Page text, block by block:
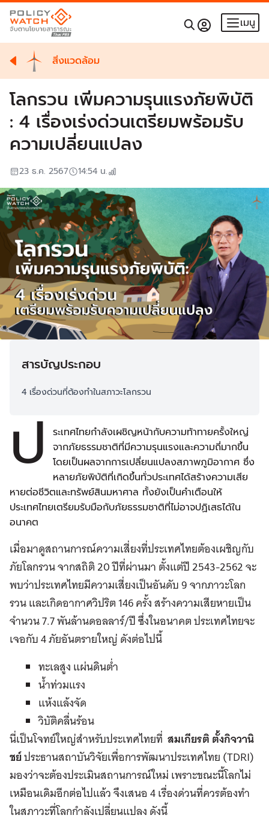
เมนู
สิ่งแวดล้อม
โลกรวน เพิ่มความรุนแรงภัยพิบัติ
: 4 เรื่องเร่งด่วนเตรียมพร้อมรับ
ความเปลี่ยนแปลง
23 ธ.ค. 2567 14:54 น.
สารบัญประกอบ
4 เรื่องด่วนที่ต้องทำในสภาวะโลกรวน
ป
ระเทศไทยกำลังเผชิญหน้ากับความท้าทายครั้งใหญ่
จากภัยธรรมชาติที่มีความรุนแรงและความถี่มากขึ้น
โดยเป็นผลจากการเปลี่ยนแปลงสภาพภูมิอากาศ ซึ่ง
หลายภัยพิบัติที่เกิดขึ้นทั่วประเทศได้สร้างความเสีย
หายต่อชีวิตและทรัพย์สินมหาศาล ทั้งยังเป็นคำเตือนให้
ประเทศไทยเตรียมรับมือกับภัยธรรมชาติที่ไม่อาจปฏิเสธได้ใน
อนาคต
เมื่อมาดูสถานการณ์ความเสี่ยงที่ประเทศไทยต้องเผชิญกับ
ภัยโลกรวน จากสถิติ 20 ปีที่ผ่านมา ตั้งแต่ปี 2543-2562 จะ
พบว่าประเทศไทยมีความเสี่ยงเป็นอันดับ 9 จากภาวะโลก
รวน และเกิดอากาศวิปริต 146 ครั้ง สร้างความเสียหายเป็น
จำนวน 7.7 พันล้านดอลลาร์/ปี ซึ่งในอนาคต ประเทศไทยจะ
เจอกับ 4 ภัยอันตรายใหญ่ ดังต่อไปนี้
ทะเลสูง แผ่นดินต่ำ
น้ำท่วมแรง
แห้งแล้งจัด
วิบัติคลื่นร้อน
นี่เป็นโจทย์ใหญ่สำหรับประเทศไทยที่ สมเกียรติ ตั้งกิจวานิ
ชย์ประธานสถาบันวิจัยเพื่อการพัฒนาประเทศไทย (TDRI)
มองว่าจะต้องประเมินสถานการณ์ใหม่ เพราะขณะนี้โลกไม่
เหมือนเดิมอีกต่อไปแล้ว จึงเสนอ 4 เรื่องด่วนที่ควรต้องทำ
ในสภาวะที่โลกกำลังเปลี่ยนแปลง ดังนี้